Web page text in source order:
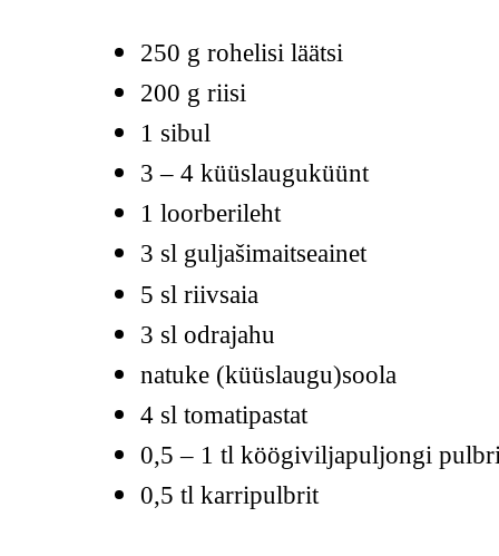
250 g rohelisi läätsi
200 g riisi
1 sibul
3 – 4 küüslauguküünt
1 loorberileht
3 sl guljašimaitseainet
5 sl riivsaia
3 sl odrajahu
natuke (küüslaugu)soola
4 sl tomatipastat
0,5 – 1 tl köögiviljapuljongi
0,5 tl karripulbrit